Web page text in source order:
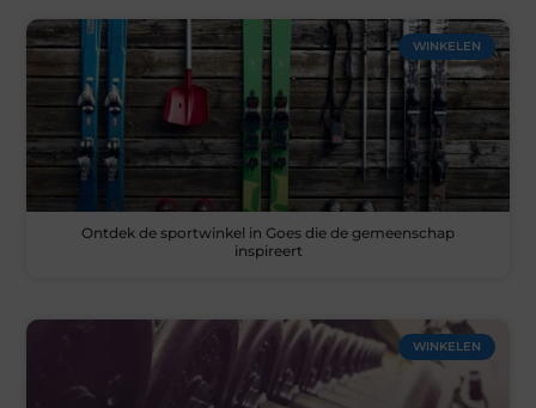
WINKELEN
Ontdek de sportwinkel in Goes die de gemeenschap
inspireert
WINKELEN